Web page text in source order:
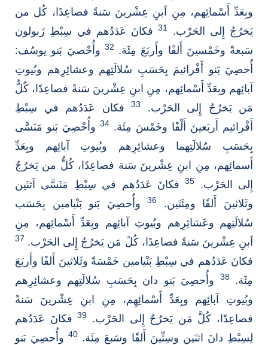
وبِعَدِّ أَسْمائِهم، مِنِ اَبنِ عِشْرينَ سَنةً فصاعِدًا، كُل من
يَخرُجُ إِلى الحَرْب.
31فكانَ عَدَدُهم في سِبْطِ زَبولون
سَبعةً وخَمْسينَ أَلفًا وأَربَعَ مِئَة. 32 وأُحْصيَ بَنو يوسُف:
أُحصِيَ بَنو أَفْرائيمَ بِحَسَبِ سُلالَتِهم وعشائِرِهم وبُيوتِ
آبائِهم وبِعَدِّ أَسْمائِهم، مِنِ ابنِ عِشْرينَ سَنةً فصاعِدًا، كُلُّ
مَن يَخرُجُ إِلى الحَرْب.
33
فكان عَدَدُهم في سِبْطِ
أَفْرائيم أَربَعينَ أَلْفًا وخَمْسَ مِئَة. 34 وأُحْصِيَ بَنو مَنَسَّى
بِحَسَبِ سُلالَتِهما وعشائِرِهم وبُيوتِ آبائِهم وبِعَدِّ
أَسمائِهم، مِنِ ابنِ عِشْرينَ سَنة فصاعِدًا، كُلُّ من يَخرُجُ
إِلى الحَرْب.
35فكانَ عَدَدُهم في سِبْطِ مَنَسَّى اَثنَين
وثَلاثينَ أَلفًا ومِئَتَين.
36وأُحصِيَ بَنو بَنْيامين بِحَسَب
سُلالَتِهم وعَشائِرِهم وبُيوتِ آبائِهم وبِعَدِّ أَسْمائِهم، مِنِ
اَبنِ عِشْرينَ سَنةً فصاعِدًا، كُلً مَن يَخرُجُ إِلى الحَرْب. 37
فكانَ عَدَدُهم في سِبْطِ بَنْيامين خَمْسَةً وثَلاثينَ أَلفًا وأَربَعَ
مِئَة.38
وأُحصِيَ بَنو دان بِحَسَبِ سُلالَتِهم وعشائِرِهم
وبُيوتِ آبائِهم وبِعَدِّ أَسْمائِهِم، مِنِ ابنِ عِشْرينَ سَنةً
فصاعِدًا، كُلَّ مَن يَخرُجُ إِلى الحَرْب.
39فكانَ عَدَدُهم
لِسِبْطِ دانَ اثنَين وسِتِّينَ أَلفًا وسَبعَ مِئَة. 40 وأُحصِيَ بَنو